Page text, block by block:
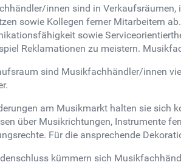
innen sind in
sowie Kollegen ferner Mitarbeitern
sowie
Reklamationen zu meistern.
sind Musikfachhändler/innen
am Musikmarkt halten sie sich
über Musikrichtungen, Instrumente
Für die ansprechende
kümmern sich